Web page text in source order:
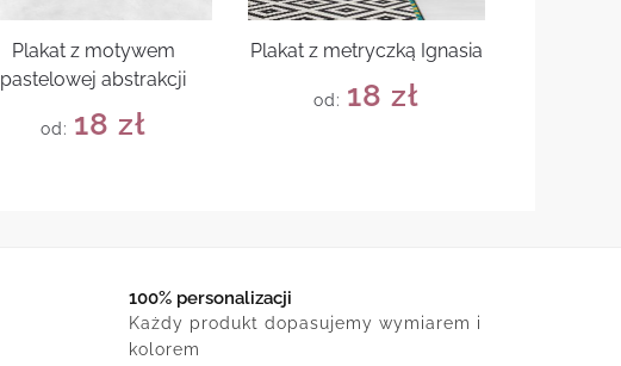
Plakat z motywem
pastelowej abstrakcji
od: 18zł
Plakat z metryczką Ignasia
od: 18zł
100% personalizacji
Każdy produkt dopasujemy wymiarem i
kolorem